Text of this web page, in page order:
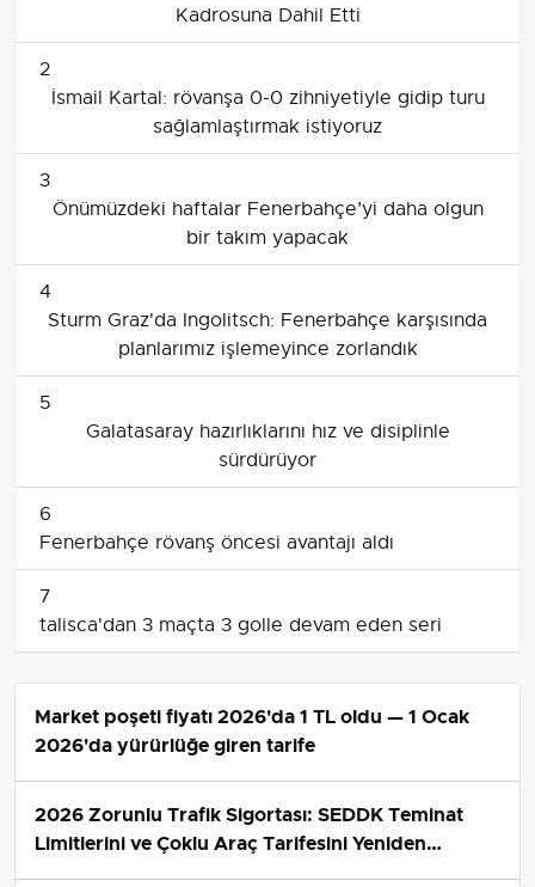
Kadrosuna Dahil Etti
2
İsmail Kartal: rövanşa 0-0 zihniyetiyle gidip turu
sağlamlaştırmak istiyoruz
3
Önümüzdeki haftalar Fenerbahçe’yi daha olgun
bir takım yapacak
4
Sturm Graz'da Ingolitsch: Fenerbahçe karşısında
planlarımız işlemeyince zorlandık
5
Galatasaray hazırlıklarını hız ve disiplinle
sürdürüyor
6
Fenerbahçe rövanş öncesi avantajı aldı
7
talisca'dan 3 maçta 3 golle devam eden seri
Market poşeti fiyatı 2026'da 1 TL oldu — 1 Ocak
2026'da yürürlüğe giren tarife
2026 Zorunlu Trafik Sigortası: SEDDK Teminat
Limitlerini ve Çoklu Araç Tarifesini Yeniden